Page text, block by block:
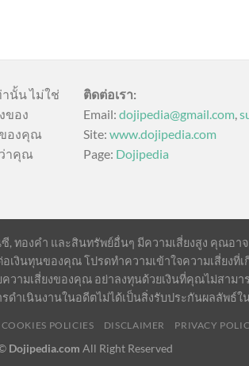
นั้น ไม่ใช่
ของ
ของคุณ
ว่าคุณ
ติดต่อเรา:
Email: dojipedia@gmail.com,
Site: www.dojipedia.com
Page: Dojipedia
ซี, ทองคำ และสินทรัพย์อื่นๆ มีความเสี่ยงสูง คุณอ
เงินทุนของคุณ โปรดทำความเข้าใจความเสี่ยง
ามเสี่ยงของคุณ อย่าลงทุนด้วยเงินที่คุณไม่สาม
รดำเนินงานในอดีตไม่ได้เป็นสิ่งรับประกันผลลัพธ์
COOKIES POLICIES DISCLAIMER PRIVACY
Dojipedia.com All Right Reserved